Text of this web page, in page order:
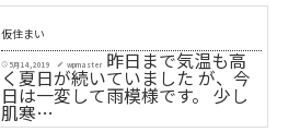
仮住まい
schedule 5月 14, 2019 create wpmaster 昨日まで気温も高
く夏日が続いていました が、今
日は一変して雨模様です。 少し
肌寒…